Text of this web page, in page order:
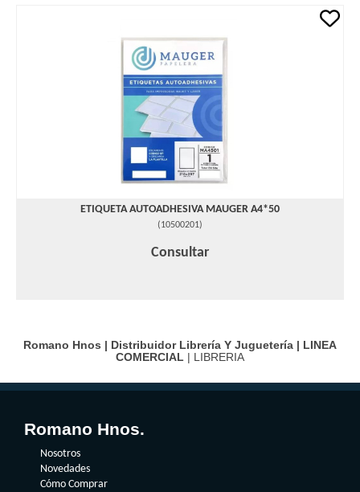
ETIQUETA AUTOADHESIVA MAUGER A4*50
(10500201)
Consultar
Romano Hnos | Distribuidor Librería Y Juguetería | LINEA
COMERCIAL | LIBRERIA
Romano Hnos.
Nosotros
Novedades
Cómo Comprar